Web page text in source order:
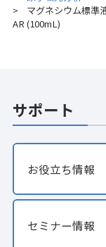
>
マグネシウム標準
AR (100mL)
サポート
お役立ち情報
セミナー情報